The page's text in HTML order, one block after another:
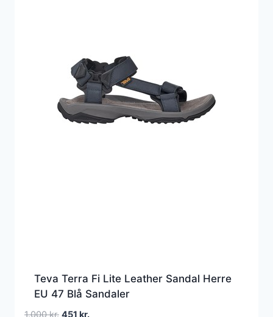
Teva Terra Fi Lite Leather Sandal Herre
EU 47 Blå Sandaler
1.000kr. Den
451 kr.Den